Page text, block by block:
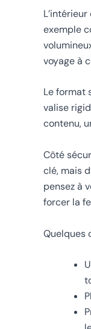
exemple
voyage à
Le format
valise
contenu,
Côté
clé, mais
pensez à
forcer la
Quelques